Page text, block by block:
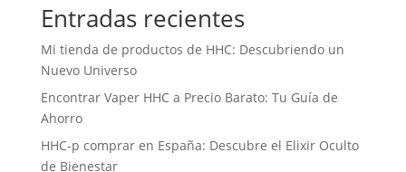
Entradas recientes
Mi tienda de productos de HHC: Descubriendo un
Nuevo Universo
Encontrar Vaper HHC a Precio Barato: Tu Guía de
Ahorro
HHC-p comprar en España: Descubre el Elixir Oculto
de Bienestar